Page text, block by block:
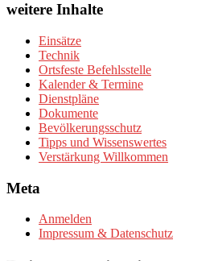
weitere Inhalte
Einsätze
Technik
Ortsfeste Befehlsstelle
Kalender & Termine
Dienstpläne
Dokumente
Bevölkerungsschutz
Tipps und Wissenswertes
Verstärkung Willkommen
Meta
Anmelden
Impressum & Datenschutz